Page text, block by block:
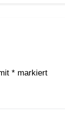
* markiert